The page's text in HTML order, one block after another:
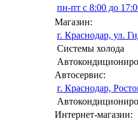
пн-пт с 8:00 до
Магазин:
г. Краснодар, ул.
Системы холода
Автосервис:
г. Краснодар,
Интернет-магазин: